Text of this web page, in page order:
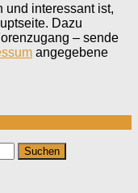
und interessant ist,
Dazu
– sende
angegebene